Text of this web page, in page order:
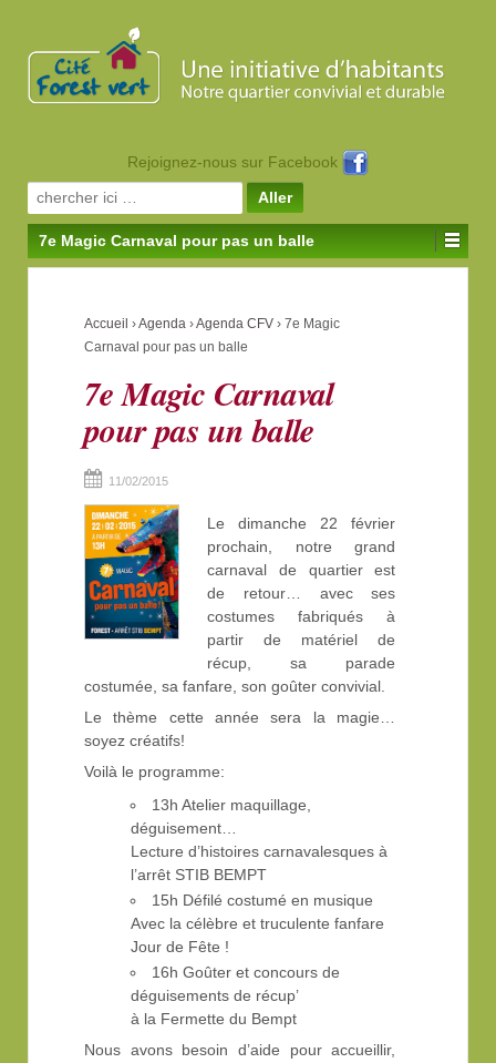
Rejoignez-nous sur Facebook
Search for:
7e Magic Carnaval pour pas un balle
Accueil ›Agenda ›Agenda CFV › 7e Magic
Carnaval pour pas un balle
7e Magic Carnaval
pour pas un balle
11/02/2015
Le dimanche 22 février
prochain, notre grand
carnaval de quartier est
de retour… avec ses
costumes fabriqués à
partir de matériel de
récup, sa parade
costumée, sa fanfare, son goûter convivial.
Le thème cette année sera la magie…
soyez créatifs!
Voilà le programme:
13h Atelier maquillage,
déguisement…
Lecture d’histoires carnavalesques à
l’arrêt STIB BEMPT
15h Défilé costumé en musique
Avec la célèbre et truculente fanfare
Jour de Fête !
16h Goûter et concours de
déguisements de récup’
à la Fermette du Bempt
Nous avons besoin d’aide pour accueillir,